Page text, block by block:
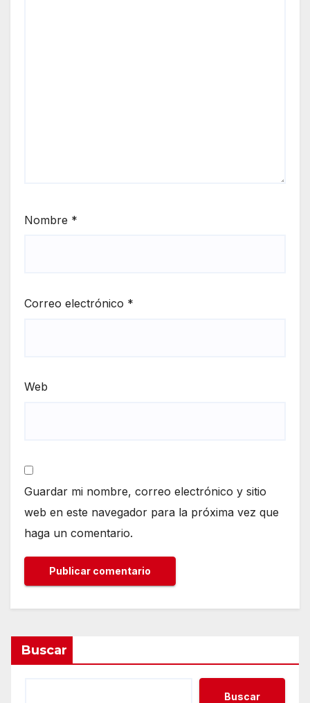
Nombre *
Correo electrónico *
Web
Guardar mi nombre, correo electrónico y sitio
web en este navegador para la próxima vez que
haga un comentario.
Buscar
Buscar